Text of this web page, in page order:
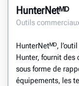
HunterNetᴹᴰ
Outils
HunterNetᴹᴰ,
Hunter, fournit des
sous forme de
équipements, les